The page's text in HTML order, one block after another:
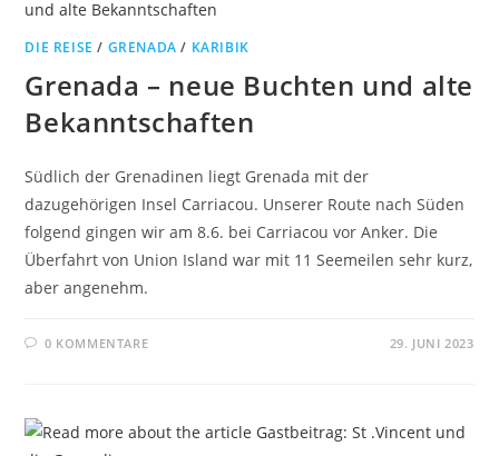
DIE REISE / GRENADA / KARIBIK
Grenada – neue Buchten und alte
Bekanntschaften
Südlich der Grenadinen liegt Grenada mit der
dazugehörigen Insel Carriacou. Unserer Route nach Süden
folgend gingen wir am 8.6. bei Carriacou vor Anker. Die
Überfahrt von Union Island war mit 11 Seemeilen sehr kurz,
aber angenehm.
0 KOMMENTARE 29. JUNI 2023